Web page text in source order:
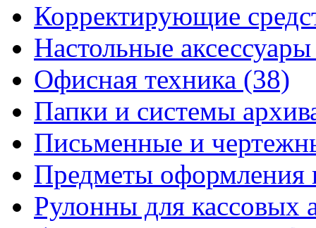
Корректирующие
Настольные
Офисная техника (38)
Папки и системы
Письменные и
Предметы оформления
Рулонны для кассовых